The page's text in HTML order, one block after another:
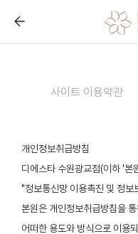
콜라겐을 아는 피부과 디
사이트 이용약관